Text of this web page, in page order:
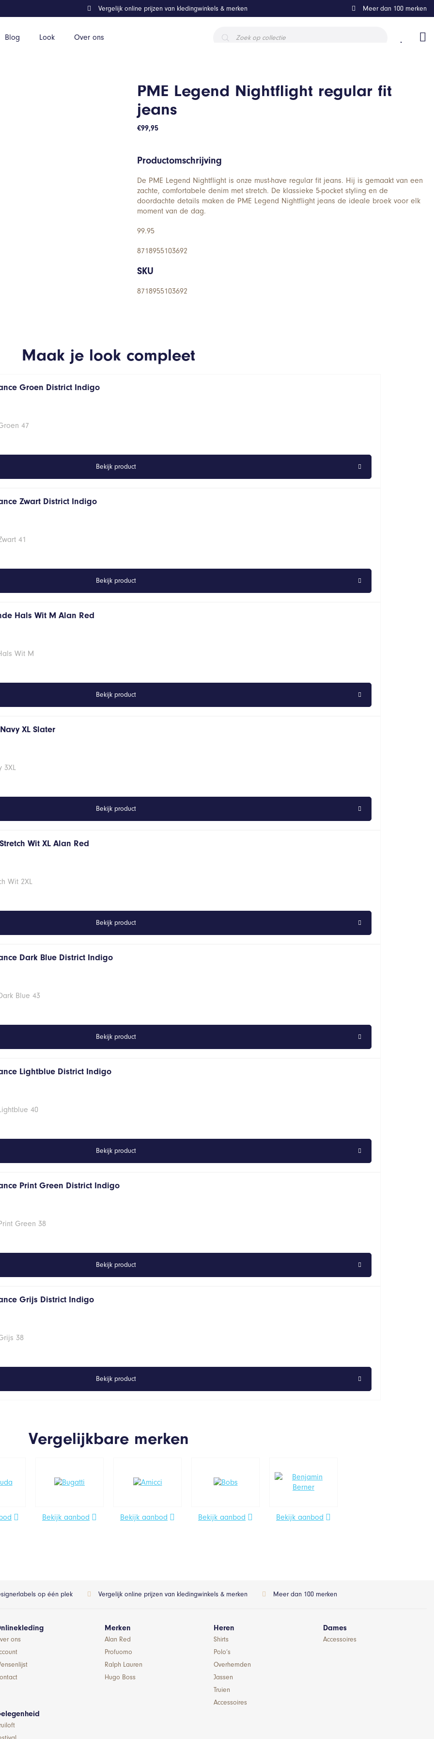
Blog Look Over ons
zoeken
Vergelijk online prijzen van kledingwinkels & merken Meer dan 100 merken
PME Legend Nightflight regular fit
jeans
€99,95
Productomschrijving
De PME Legend Nightflight is onze must-have regular fit jeans. Hij is gemaakt van een
zachte, comfortabele denim met stretch. De klassieke 5-pocket styling en de
doordachte details maken de PME Legend Nightflight jeans de ideale broek voor elk
moment van de dag.
99.95
8718955103692
SKU
8718955103692
Maak je look compleet
Groen District Indigo
47
Bekijk product
Zwart District Indigo
41
Bekijk product
Hals Wit M Alan Red
Wit M
Bekijk product
XL Slater
3XL
Bekijk product
Wit XL Alan Red
Wit 2XL
Bekijk product
Dark Blue District Indigo
Blue 43
Bekijk product
Lightblue District Indigo
40
Bekijk product
Print Green District Indigo
Green 38
Bekijk product
Grijs District Indigo
38
Bekijk product
Vergelijkbare merken
Bekijk aanbod Bekijk aanbod Bekijk aanbod Bekijk aanbod
op één plek Vergelijk online prijzen van kledingwinkels & merken Meer dan 100 merken
ons
Merken
Alan Red
Profuomo
Ralph Lauren
Hugo Boss
Heren
Shirts
Polo’s
Overhemden
Jassen
Truien
Accessoires
Dames
Accessoires